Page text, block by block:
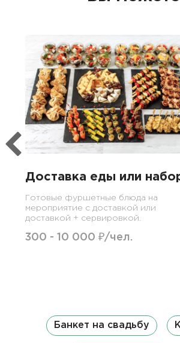
Доставка еды или
Готовые фуршетные блюда на
мероприятие с доставкой или
доставкой + сервировкой.
300 - 10 000 ₽/чел.
Банкет на свадьбу